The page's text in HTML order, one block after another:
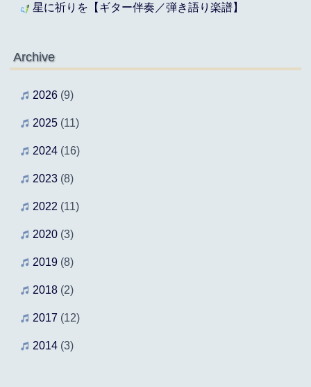
星に祈りを【ギター伴奏／弾き語り楽譜】
Archive
2026 (9)
2025 (11)
2024 (16)
2023 (8)
2022 (11)
2020 (3)
2019 (8)
2018 (2)
2017 (12)
2014 (3)